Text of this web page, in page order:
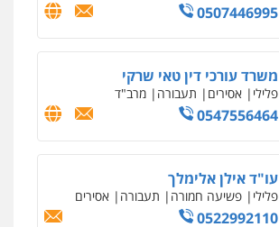
0507446995
משרד עורכי דין טאי שרקי
פלילי אסירים תעבורה מרב"ד
0547556464
עו"ד אילן אלימלך
פלילי פשיעה חמורה תעבורה אסירים
0522992110